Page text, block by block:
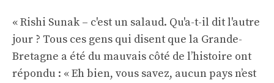
« Rishi Sunak – c'est un salaud. Qu'a-t-il dit l'autre
jour ? Tous ces gens qui disent que la Grande-
Bretagne a été du mauvais côté de l’histoire ont
répondu : « Eh bien, vous savez, aucun pays n’est